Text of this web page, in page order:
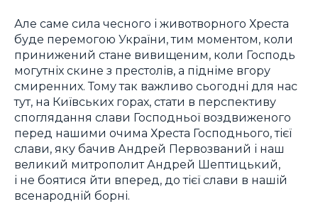
Але саме сила чесного і животворного Хреста
буде перемогою України, тим моментом, коли
принижений стане вивищеним, коли Господь
могутніх скине з престолів, а підніме вгору
смиренних. Тому так важливо сьогодні для нас
тут, на Київських горах, стати в перспективу
споглядання слави Господньої воздвиженого
перед нашими очима Хреста Господнього, тієї
слави, яку бачив Андрей Первозваний і наш
великий митрополит Андрей Шептицький,
і не боятися йти вперед, до тієї слави в нашій
всенародній борні.